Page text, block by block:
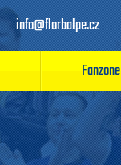
info@florbalpe.cz
Fanzone